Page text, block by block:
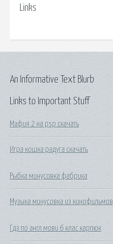
Links
Links to Important Stuff
Мафия 2 на psp скачать
Игра кошка радуга скачать
Рыбка минусовка фабрика
Музыка минусовка из кинофильмов
Гдз по англ мови 6 клас карпюк
An Informative Text Blurb